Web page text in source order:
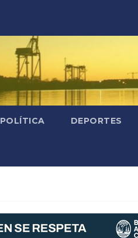
POLÍTICA DEPORTES